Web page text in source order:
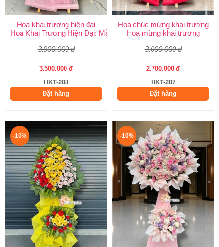
Hoa khai trương hiện đại
Hoa Khai Trương Hiện Đại: Mẫu Đẹp, Sang Trọng & Giao Nhanh
3.900.000 đ
3.500.000 đ
HKT-288
Đặt hàng
Hoa chúc mừng khai trương
Hoa mừng khai trương
3.000.000 đ
2.700.000 đ
HKT-287
Đặt hàng
-10% -10%